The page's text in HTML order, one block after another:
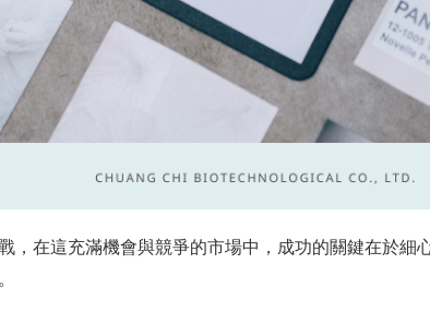
，在這充滿機會與競爭的市場中，成功的關鍵在於細